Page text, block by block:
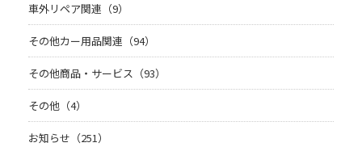
車外リペア関連（9）
その他カー用品関連（94）
その他商品・サービス（93）
その他（4）
お知らせ（251）